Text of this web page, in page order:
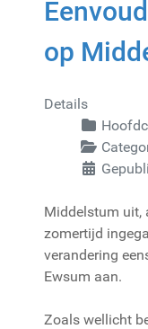
op
Details
Middelstum uit,
zomertijd
verandering
Ewsum aan.
Zoals wellicht